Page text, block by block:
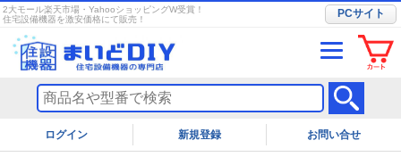
2大モール楽天市場・YahooショッピングW受賞！
住宅設備機器を激安価格にて販売！
PCサイト
ログイン お問い合せ